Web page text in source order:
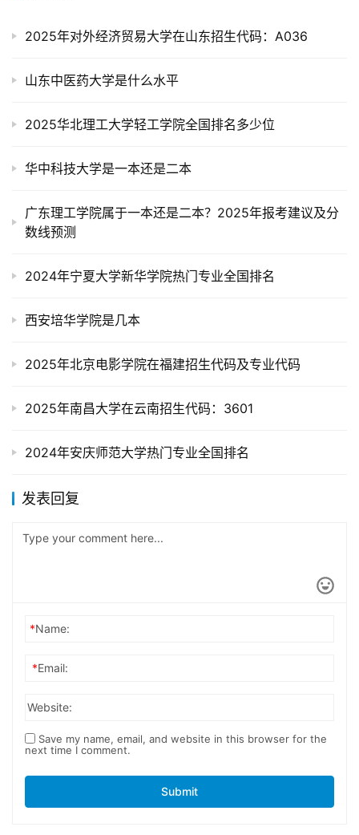
2025年对外经济贸易大学在山东招生代码：A036
山东中医药大学是什么水平
2025华北理工大学轻工学院全国排名多少位
华中科技大学是一本还是二本
广东理工学院属于一本还是二本？2025年报考建议及分
数线预测
2024年宁夏大学新华学院热门专业全国排名
西安培华学院是几本
2025年北京电影学院在福建招生代码及专业代码
2025年南昌大学在云南招生代码：3601
2024年安庆师范大学热门专业全国排名
发表回复
*Name:
*Email:
Website:
Save my name, email, and website in this browser for the
next time I comment.
Submit